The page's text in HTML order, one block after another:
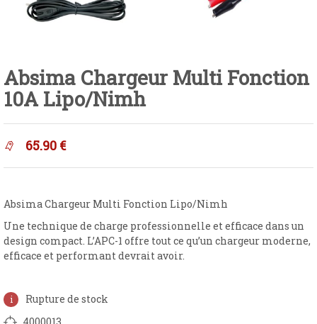
Absima Chargeur Multi Fonction
10A Lipo/Nimh
65.90 €
Absima Chargeur Multi Fonction Lipo/Nimh
Une technique de charge professionnelle et efficace dans un
design compact. L’APC-1 offre tout ce qu’un chargeur moderne,
efficace et performant devrait avoir.
Rupture de stock
4000013